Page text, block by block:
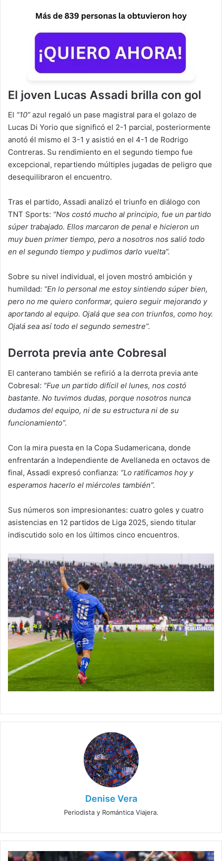
El joven Lucas Assadi brilla con gol
El “10” azul regaló un pase magistral para el golazo de
Lucas Di Yorio que significó el 2-1 parcial, posteriormente
anotó él mismo el 3-1 y asistió en el 4-1 de Rodrigo
Contreras. Su rendimiento en el segundo tiempo fue
excepcional, repartiendo múltiples jugadas de peligro que
desequilibraron el encuentro.
Tras el partido, Assadi analizó el triunfo en diálogo con
TNT Sports: “Nos costó mucho al principio, fue un partido
súper trabajado. Ellos marcaron de penal e hicieron un
muy buen primer tiempo, pero a nosotros nos salió todo
en el segundo tiempo y pudimos darlo vuelta”.
Sobre su nivel individual, el joven mostró ambición y
humildad: “En lo personal me estoy sintiendo súper bien,
pero no me quiero conformar, quiero seguir mejorando y
aportando al equipo. Ojalá que sea con triunfos, como hoy.
Ojalá sea así todo el segundo semestre”.
Derrota previa ante Cobresal
El canterano también se refirió a la derrota previa ante
Cobresal: “Fue un partido difícil el lunes, nos costó
bastante. No tuvimos dudas, porque nosotros nunca
dudamos del equipo, ni de su estructura ni de su
funcionamiento”.
Con la mira puesta en la Copa Sudamericana, donde
enfrentarán a Independiente de Avellaneda en octavos de
final, Assadi expresó confianza: “Lo ratificamos hoy y
esperamos hacerlo el miércoles también”.
Sus números son impresionantes: cuatro goles y cuatro
asistencias en 12 partidos de Liga 2025, siendo titular
indiscutido solo en los últimos cinco encuentros.
Denise Vera
Periodista y Romántica Viajera.
La